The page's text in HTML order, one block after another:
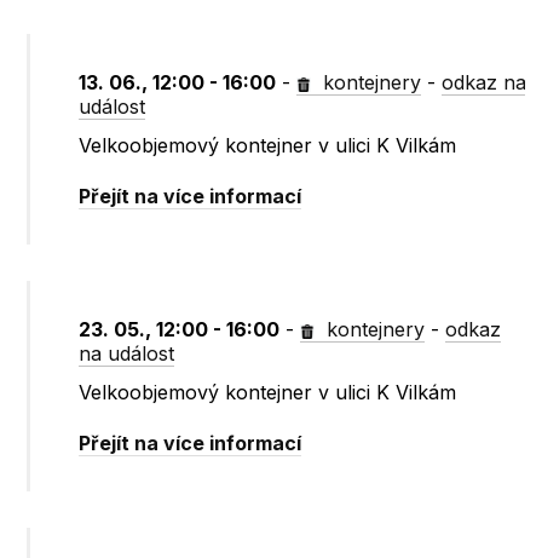
13. 06., 12:00 - 16:00 - kontejnery -odkaz na
událost
Velkoobjemový kontejner v ulici K Vilkám
Přejít na více informací
23. 05., 12:00 - 16:00 - kontejnery -odkaz
na událost
Velkoobjemový kontejner v ulici K Vilkám
Přejít na více informací